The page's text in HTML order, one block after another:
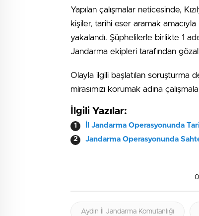
Yapılan çalışmalar neticesinde,
kişiler, tarihi eser aramak
yakalandı. Şüphelilerle birlikte 1
Jandarma ekipleri tarafından
Olayla ilgili başlatılan soruşturma
mirasımızı korumak adına
İlgili Yazılar:
İl Jandarma Operasyonunda
Jandarma Operasyonunda
0
Aydın İl Jandarma Komutanlığı